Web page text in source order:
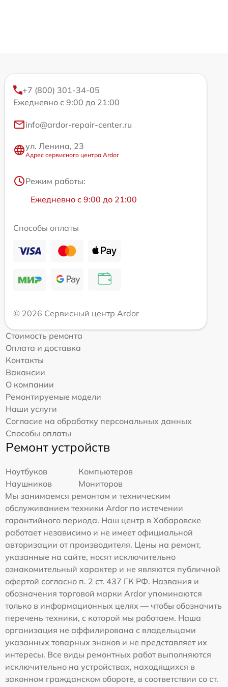
+7 (800) 301-34-05
Ежедневно с 9:00 до 21:00
info@ardor-repair-center.ru
ул. Ленина, 23
Адрес сервисного центра Ardor
Режим работы:
Ежедневно с 9:00 до 21:00
Способы оплаты
© 2026 Сервисный центр Ardor
Стоимость ремонта
Оплата и доставка
Контакты
Вакансии
О компании
Ремонтируемые модели
Наши услуги
Согласие на обработку персональных данных
Способы оплаты
Ремонт устройств
Ноутбуков
Компьютеров
Наушников
Мониторов
Мы занимаемся ремонтом и техническим
обслуживанием техники Ardor по истечении
гарантийного периода. Наш центр в Хабаровске
работает независимо и не имеет официальной
авторизации от производителя. Цены на ремонт,
указанные на сайте, носят исключительно
ознакомительный характер и не являются публичной
офертой согласно п. 2 ст. 437 ГК РФ. Названия и
обозначения торговой марки Ardor упоминаются
только в информационных целях — чтобы обозначить
перечень техники, с которой мы работаем. Наша
организация не аффилирована с владельцами
указанных товарных знаков и не представляет их
интересы. Все виды ремонтных работ выполняются
исключительно на устройствах, находящихся в
законном гражданском обороте, в соответствии со ст.